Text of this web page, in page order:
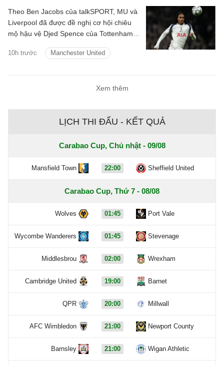
10h trước Manchester United
Theo Ben Jacobs của talkSPORT, MU và
Liverpool đã được đề nghị cơ hội chiêu
mộ hậu vệ Djed Spence của Tottenham
Xem thêm
LỊCH THI ĐẤU - KẾT QUẢ
Carabao Cup, Chủ nhật - 09/08
Mansfield Town 22:00 Sheffield United
Carabao Cup, Thứ 7 - 08/08
Wolves 01:45 Port Vale
Wycombe Wanderers 01:45 Stevenage
Middlesbrou 02:00 Wrexham
Cambridge United 19:00 Barnet
QPR 20:00 Millwall
AFC Wimbledon 21:00 Newport County
Barnsley 21:00 Wigan Athletic